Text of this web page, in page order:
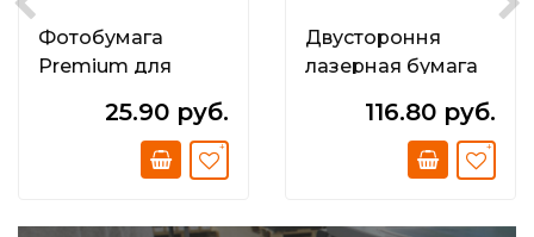
Фотобумага
Premium для
принтеров А4 200
односторонняя
25.90 руб.
Двустороння
лазерная бумага
CLC Paper А3;
116.80 руб.